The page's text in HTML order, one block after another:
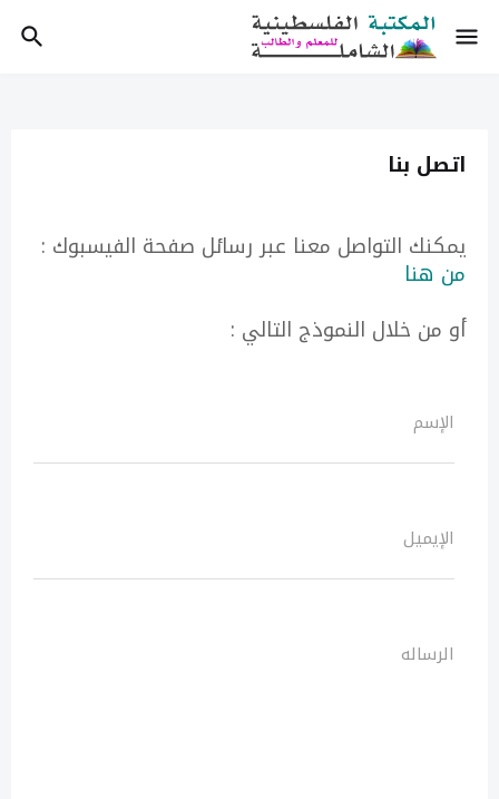
اتصل بنا
يمكنك التواصل معنا عبر رسائل صفحة الفيسبوك :
من هنا
أو من خلال النموذج التالي :
الإسم
الإيميل
الرساله